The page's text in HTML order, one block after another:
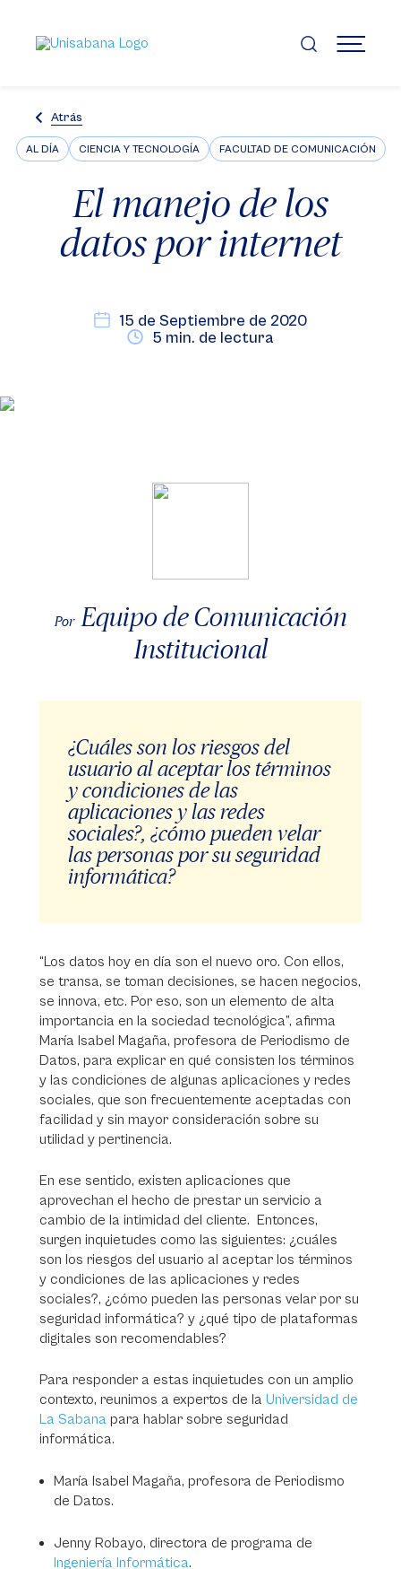
contenido
principal
MENÚ
Atrás
AL DÍA CIENCIA Y TECNOLOGÍA FACULTAD DE COMUNICACIÓN
El manejo de los
datos por internet
15 de Septiembre de 2020
5 min. de lectura
Por Equipo de Comunicación
Institucional
¿Cuáles son los riesgos del
usuario al aceptar los términos
y condiciones de las
aplicaciones y las redes
sociales?, ¿cómo pueden velar
las personas por su seguridad
informática?
“Los datos hoy en día son el nuevo oro. Con ellos,
se transa, se toman decisiones, se hacen negocios,
se innova, etc. Por eso, son un elemento de alta
importancia en la sociedad tecnológica”, afirma
María Isabel Magaña, profesora de Periodismo de
Datos, para explicar en qué consisten los términos
y las condiciones de algunas aplicaciones y redes
sociales, que son frecuentemente aceptadas con
facilidad y sin mayor consideración sobre su
utilidad y pertinencia.
En ese sentido, existen aplicaciones que
aprovechan el hecho de prestar un servicio a
cambio de la intimidad del cliente. Entonces,
surgen inquietudes como las siguientes: ¿cuáles
son los riesgos del usuario al aceptar los términos
y condiciones de las aplicaciones y redes
sociales?, ¿cómo pueden las personas velar por su
seguridad informática? y ¿qué tipo de plataformas
digitales son recomendables?
Para responder a estas inquietudes con un amplio
contexto, reunimos a expertos de la Universidad de
La Sabana para hablar sobre seguridad
informática.
María Isabel Magaña, profesora de Periodismo
de Datos.
Jenny Robayo, directora de programa de
Ingeniería Informática.